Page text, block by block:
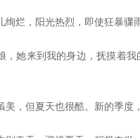
绚烂，阳光热烈，即使狂暴骤
，她来到我的身边，抚摸着我
美，但夏天也很酷。新的季度